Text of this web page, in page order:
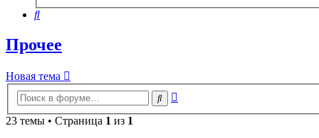
Поиск
Прочее
Новая тема
Поиск
23 темы • Страница 1 из 1